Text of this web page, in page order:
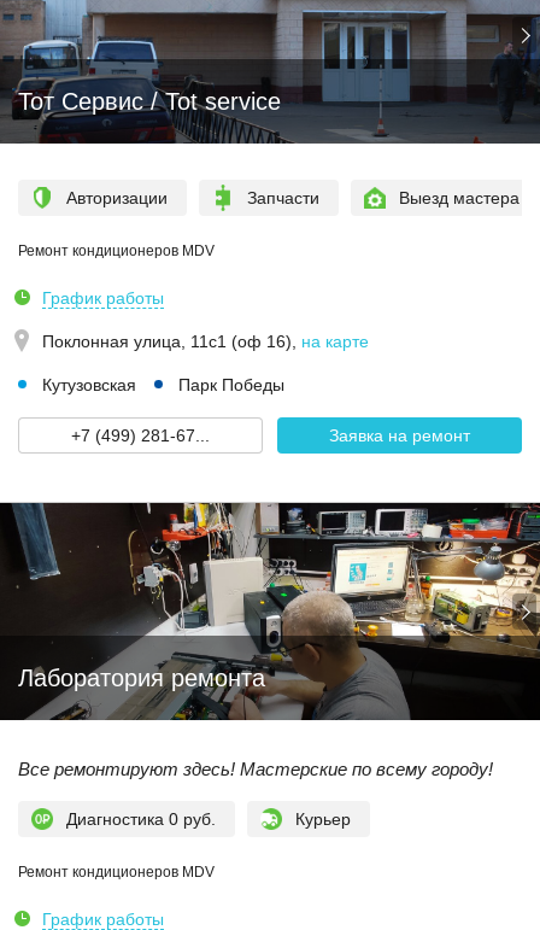
Тот Сервис / Tot service
Авторизации Запчасти Выезд мастера
Ремонт кондиционеров MDV
График работы
Поклонная улица, 11с1 (оф 16) на карте
Кутузовская Парк Победы
+7 (499) 281-67... Заявка на ремонт
Лаборатория ремонта
Все ремонтируют здесь! Мастерские по всему городу!
Диагностика 0 руб. Курьер
Ремонт кондиционеров MDV
График работы